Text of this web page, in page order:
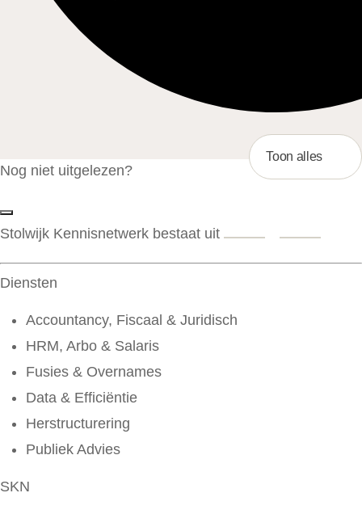
Nog niet uitgelezen?
Toon alles
Stolwijk Kennisnetwerk bestaat uit
Diensten
Accountancy, Fiscaal & Juridisch
HRM, Arbo & Salaris
Fusies & Overnames
Data & Efficiëntie
Herstructurering
Publiek Advies
SKN